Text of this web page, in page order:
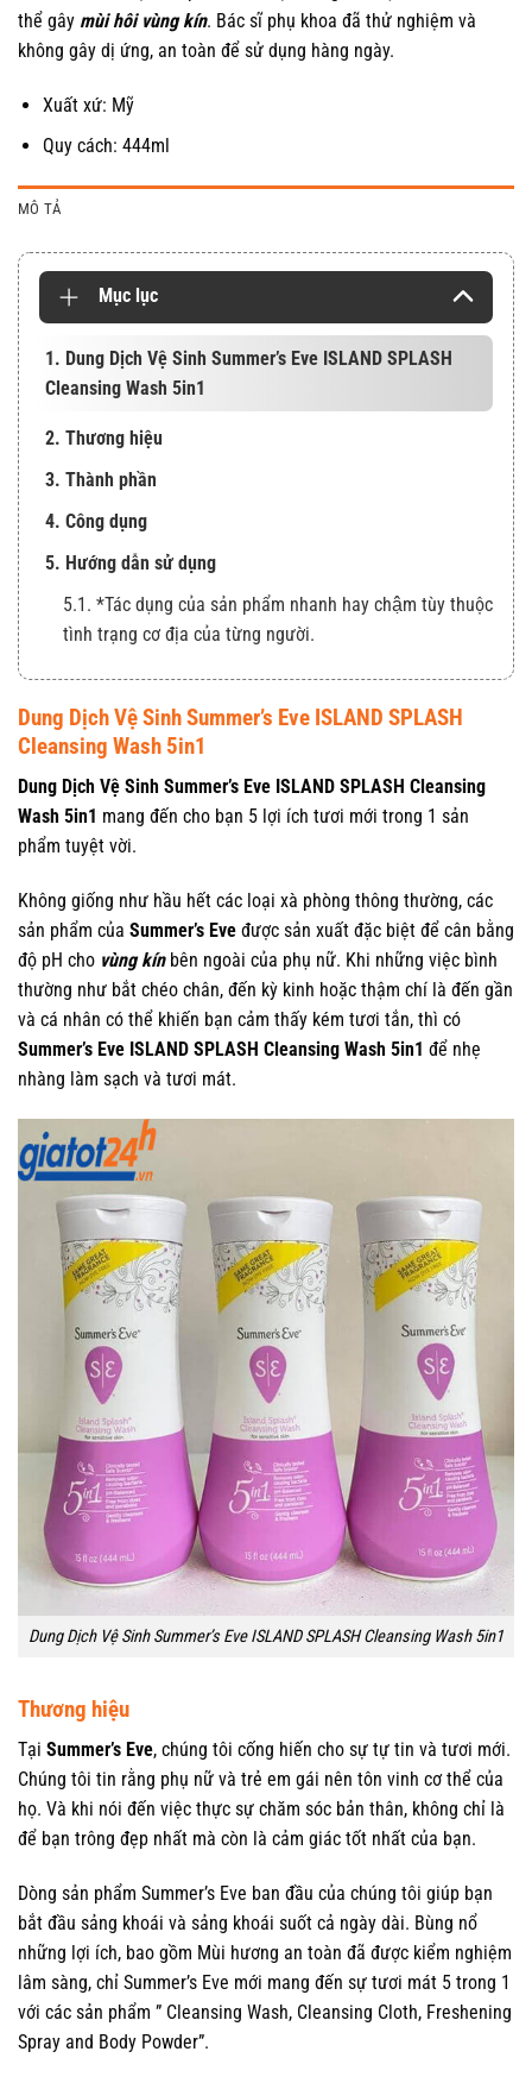
thể gây mùi hôi vùng kín. Bác sĩ phụ khoa đã thử nghiệm và
không gây dị ứng, an toàn để sử dụng hàng ngày.
Xuất xứ: Mỹ
Quy cách: 444ml
MÔ TẢ
Mục lục
1. Dung Dịch Vệ Sinh Summer’s Eve ISLAND SPLASH
Cleansing Wash 5in1
2. Thương hiệu
3. Thành phần
4. Công dụng
5. Hướng dẫn sử dụng
5.1. *Tác dụng của sản phẩm nhanh hay chậm tùy thuộc
tình trạng cơ địa của từng người.
Dung Dịch Vệ Sinh Summer’s Eve ISLAND SPLASH
Cleansing Wash 5in1
Dung Dịch Vệ Sinh Summer’s Eve ISLAND SPLASH Cleansing
Wash 5in1 mang đến cho bạn 5 lợi ích tươi mới trong 1 sản
phẩm tuyệt vời.
Không giống như hầu hết các loại xà phòng thông thường, các
sản phẩm của Summer’s Eve được sản xuất đặc biệt để cân bằng
độ pH cho vùng kínbên ngoài của phụ nữ. Khi những việc bình
thường như bắt chéo chân, đến kỳ kinh hoặc thậm chí là đến gần
và cá nhân có thể khiến bạn cảm thấy kém tươi tắn, thì có
Summer’s Eve ISLAND SPLASH Cleansing Wash 5in1 để nhẹ
nhàng làm sạch và tươi mát.
Dung Dịch Vệ Sinh Summer’s Eve ISLAND SPLASH Cleansing Wash 5in1
Thương hiệu
Tại Summer’s Eve, chúng tôi cống hiến cho sự tự tin và tươi mới.
Chúng tôi tin rằng phụ nữ và trẻ em gái nên tôn vinh cơ thể của
họ. Và khi nói đến việc thực sự chăm sóc bản thân, không chỉ là
để bạn trông đẹp nhất mà còn là cảm giác tốt nhất của bạn.
Dòng sản phẩm Summer’s Eve ban đầu của chúng tôi giúp bạn
bắt đầu sảng khoái và sảng khoái suốt cả ngày dài. Bùng nổ
những lợi ích, bao gồm Mùi hương an toàn đã được kiểm nghiệm
lâm sàng, chỉ Summer’s Eve mới mang đến sự tươi mát 5 trong 1
với các sản phẩm ” Cleansing Wash, Cleansing Cloth, Freshening
Spray and Body Powder”.